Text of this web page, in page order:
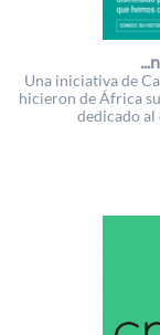
Una iniciativa de
hicieron de África
dedicado al